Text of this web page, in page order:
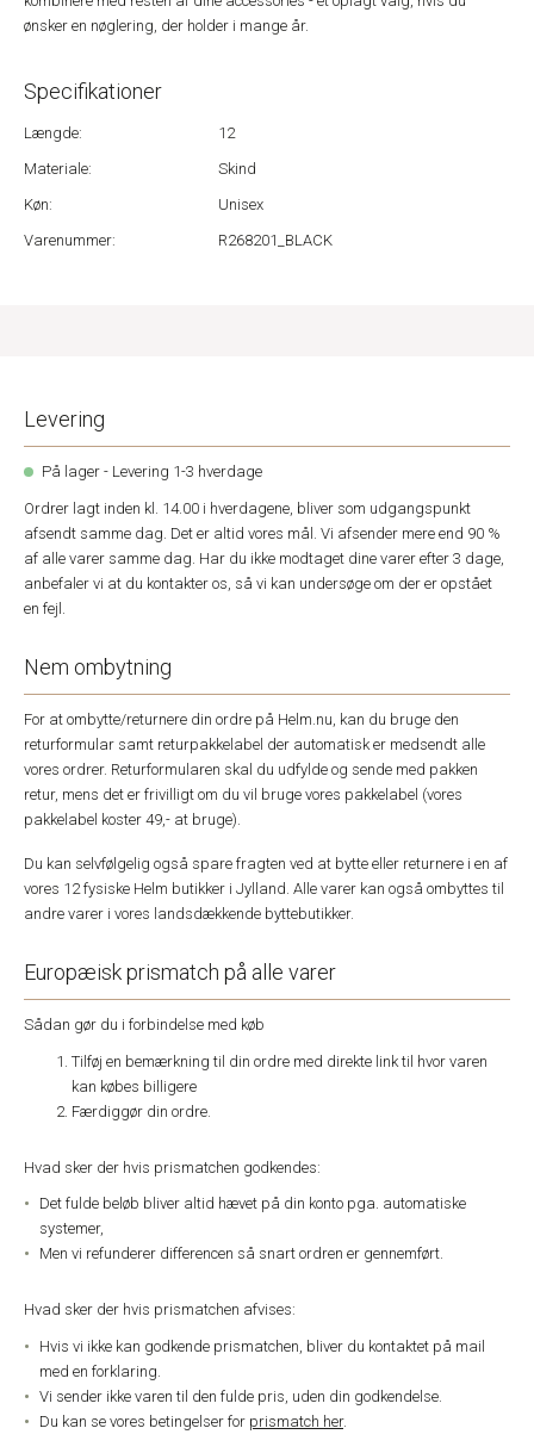
ønsker en nøglering, der holder i mange år.
Specifikationer
Længde:
12
Materiale:
Skind
Køn:
Unisex
Varenummer:
R268201_BLACK
Levering
På lager - Levering 1-3 hverdage
Ordrer lagt inden kl. 14.00 i hverdagene, bliver som udgangspunkt
afsendt samme dag. Det er altid vores mål. Vi afsender mere end 90 %
af alle varer samme dag. Har du ikke modtaget dine varer efter 3 dage,
anbefaler vi at du kontakter os, så vi kan undersøge om der er opstået
en fejl.
Nem ombytning
For at ombytte/returnere din ordre på Helm.nu, kan du bruge den
returformular samt returpakkelabel der automatisk er medsendt alle
vores ordrer. Returformularen skal du udfylde og sende med pakken
retur, mens det er frivilligt om du vil bruge vores pakkelabel (vores
pakkelabel koster 49,- at bruge).
Du kan selvfølgelig også spare fragten ved at bytte eller returnere i en af
vores 12 fysiske Helm butikker i Jylland. Alle varer kan også ombyttes til
andre varer i vores landsdækkende byttebutikker.
Europæisk prismatch på alle varer
Sådan gør du i forbindelse med køb
Tilføj en bemærkning til din ordre med direkte link til hvor varen
kan købes billigere
Færdiggør din ordre.
Hvad sker der hvis prismatchen godkendes:
Det fulde beløb bliver altid hævet på din konto pga. automatiske
systemer,
Men vi refunderer differencen så snart ordren er gennemført.
Hvad sker der hvis prismatchen afvises:
Hvis vi ikke kan godkende prismatchen, bliver du kontaktet på mail
med en forklaring.
Vi sender ikke varen til den fulde pris, uden din godkendelse.
Du kan se vores betingelser for prismatch her.